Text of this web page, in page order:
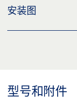
CUSTOMER
安装图
下载 (.PDF | 114
型号和附件